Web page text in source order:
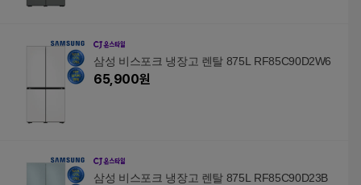
삼성 비스포크 냉장고 렌탈 875L RF85C90D2W6
65,900원
삼성 비스포크 냉장고 렌탈 875L RF85C90D23B